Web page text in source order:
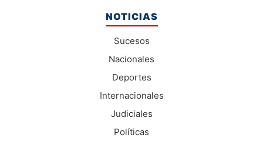
NOTICIAS
Sucesos
Nacionales
Deportes
Internacionales
Judiciales
Políticas